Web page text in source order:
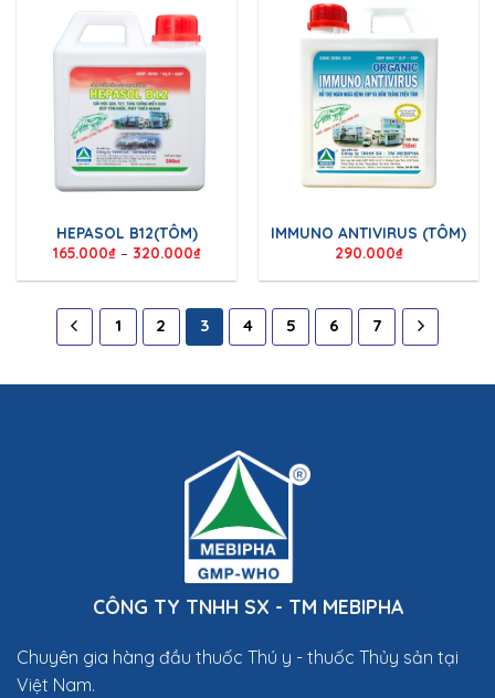
HEPASOL B12(TÔM)
165.000₫– 320.000₫
IMMUNO ANTIVIRUS (TÔM)
290.000₫
1 2 3 4 5 6 7
CÔNG TY TNHH SX - TM MEBIPHA
Chuyên gia hàng đầu thuốc Thú y - thuốc Thủy sản tại
Việt Nam.